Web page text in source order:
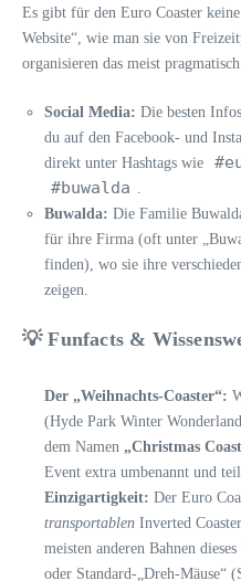
Es gibt für den Euro Coaster
Website“, wie man sie von
organisieren das meist
Social Media: Die besten
du auf den Facebook- und
direkt unter Hashtags wie
#buwalda .
Buwalda: Die Familie
für ihre Firma (oft unter
finden), wo sie ihre
zeigen.
💡 Funfacts &
Der „Weihnachts-Coaster“:
(Hyde Park Winter
dem Namen „Christmas
Event extra umbenannt und
Einzigartigkeit: Der Euro
transportablen Inverted
meisten anderen Bahnen
oder Standard-„Dreh-Mäuse“